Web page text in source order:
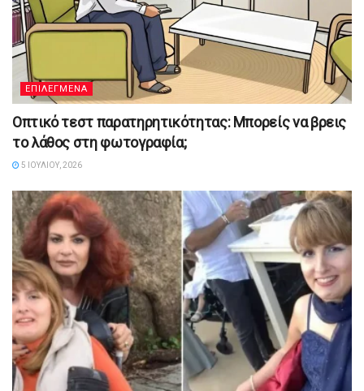
ΕΠΙΛΕΓΜΕΝΑ
Οπτικό τεστ παρατηρητικότητας: Μπορείς να βρεις
το λάθος στη φωτογραφία;
5 ΙΟΥΛΊΟΥ, 2026